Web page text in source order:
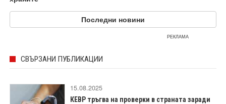
Последни новини
РЕКЛАМА
СВЪРЗАНИ ПУБЛИКАЦИИ
15.08.2025
КЕВР тръгва на проверки в страната заради